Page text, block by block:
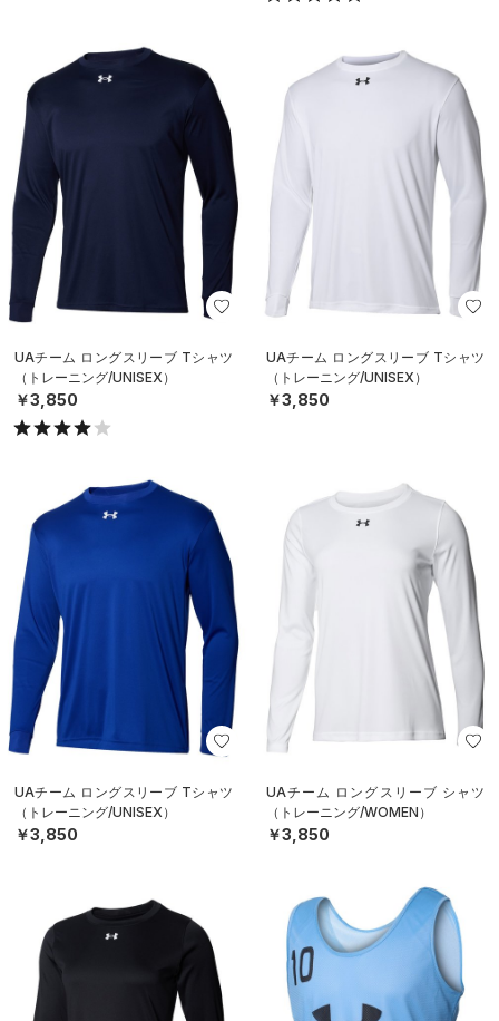
UAチーム ロングスリーブ Tシャツ
（トレーニング/UNISEX）
￥3,850
UAチーム ロングスリーブ Tシャツ
（トレーニング/UNISEX）
￥3,850
UAチーム ロングスリーブ Tシャツ
（トレーニング/UNISEX）
￥3,850
UAチーム ロングスリーブ シャツ
（トレーニング/WOMEN）
￥3,850